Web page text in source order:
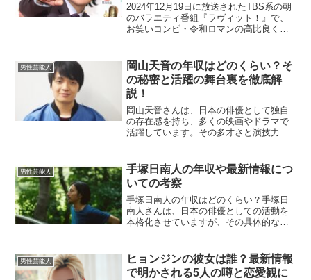
2024年12月19日に放送されたTBS系の朝
のバラエティ番組『ラヴィット！』で、
お笑いコンビ・令和ロマンの高比良くる
放送禁止用語として扱われる言葉であ
り、番組内で謝罪...
男性芸能人
岡山天音の年収はどのくらい？そ
の秘密と活躍の舞台裏を徹底解
説！
岡山天音さんは、日本の俳優として独自
の存在感を持ち、多くの映画やドラマで
活躍しています。その多才さと演技力か
景にある成功の要因、出演作品などを詳
しく掘り下げていきます。...
男性芸能人
手塚日南人の年収や最新情報につ
いての考察
手塚日南人の年収はどのくらい？手塚日
南人さんは、日本の俳優としての活動を
本格化させていますが、その具体的な年
優の真田広之さん、母親は女優の手塚理
美さんです。このため、彼...
男性芸能人
ヒョンジンの彼女は誰？最新情報
で明かされる5人の噂と恋愛観に